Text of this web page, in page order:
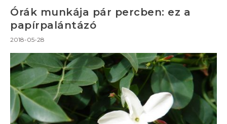
Órák munkája pár percben: ez a
papírpalántázó
2018-05-28